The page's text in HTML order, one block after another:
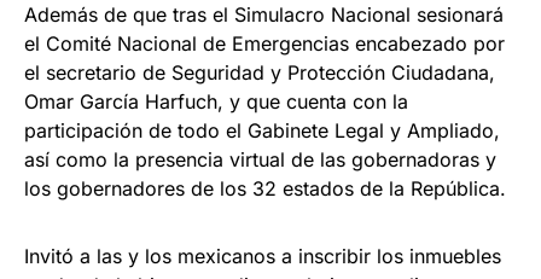
Además de que tras el Simulacro Nacional sesionará
el Comité Nacional de Emergencias encabezado por
el secretario de Seguridad y Protección Ciudadana,
Omar García Harfuch, y que cuenta con la
participación de todo el Gabinete Legal y Ampliado,
así como la presencia virtual de las gobernadoras y
los gobernadores de los 32 estados de la República.
Invitó a las y los mexicanos a inscribir los inmuebles